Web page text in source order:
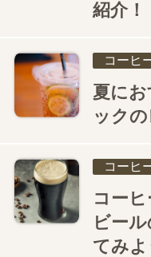
紹介！
コーヒ
夏に
ック
コーヒ
コー
ビー
てみよ